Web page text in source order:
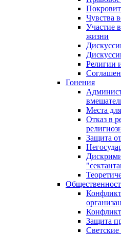
Чувства
Участие
жизни
Религии
Гонения
Места
Отказ в
Защита
Защита